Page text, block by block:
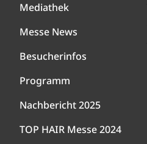
Mediathek
Messe News
Besucherinfos
Programm
Nachbericht 2025
TOP HAIR Messe 2024